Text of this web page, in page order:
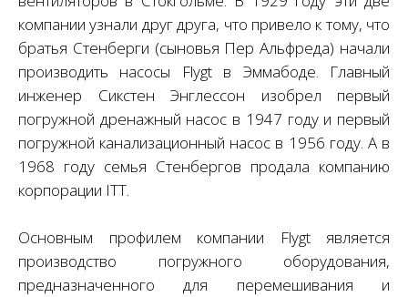
компании узнали друг друга, что привело к тому, что
братья Стенберги (сыновья Пер Альфреда) начали
производить насосы Flygt в Эммабоде. Главный
инженер Сикстен Энглессон изобрел первый
погружной дренажный насос в 1947 году и первый
погружной канализационный насос в 1956 году. А в
1968 году семья Стенбергов продала компанию
корпорации ITT.
Основным профилем компании Flygt является
производство погружного оборудования,
предназначенного для перемешивания и